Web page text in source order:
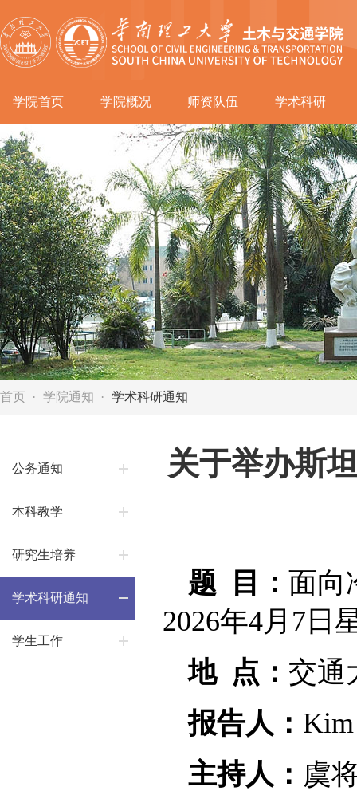
学院首页 学院概况 师资队伍 学术科研
首页 学院通知 学术科研通知
公务通知
本科教学
研究生培养
学术科研通知
学生工作
关于举办斯
题 目： 面向
2026年4月7日
地 点： 交通
报告人： Kim
主持人： 虞